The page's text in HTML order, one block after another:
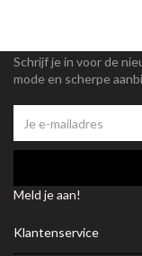
Schrijf je in voor de
mode en scherpe
Meld je aan!
Klantenservice